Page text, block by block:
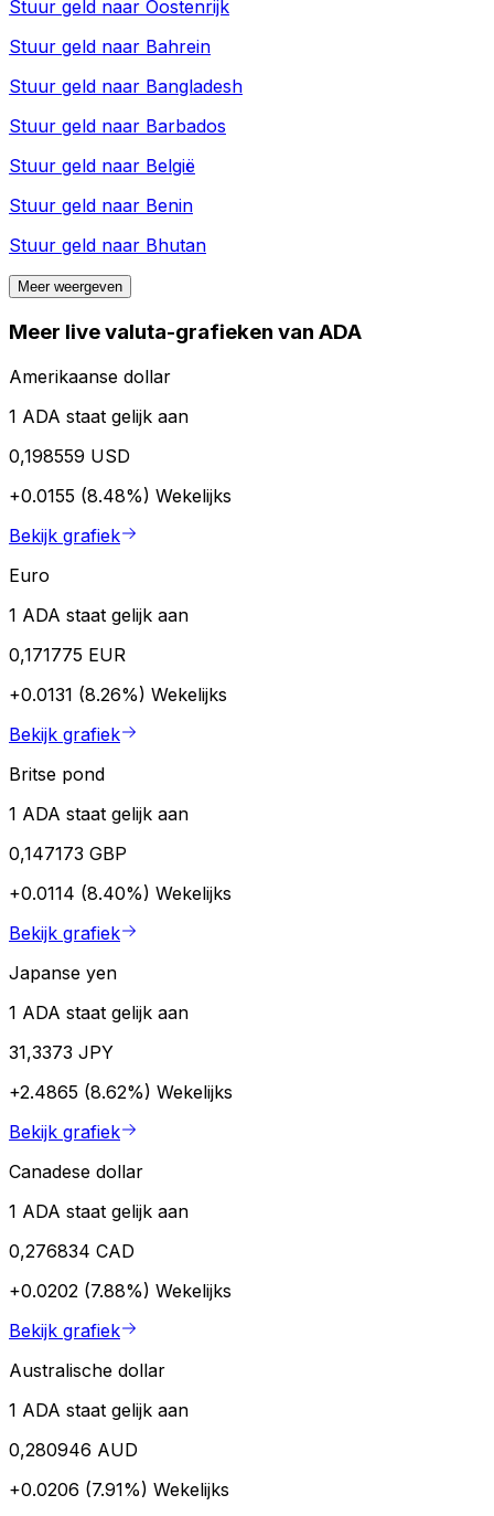
Stuur geld naar Oostenrijk
Stuur geld naar Bahrein
Stuur geld naar Bangladesh
Stuur geld naar Barbados
Stuur geld naar België
Stuur geld naar Benin
Stuur geld naar Bhutan
Meer weergeven
Meer live valuta-grafieken van ADA
Amerikaanse dollar
1 ADA staat gelijk aan
0,198559 USD
+0.0155 (8.48%) Wekelijks
Bekijk grafiek
Euro
1 ADA staat gelijk aan
0,171775 EUR
+0.0131 (8.26%) Wekelijks
Bekijk grafiek
Britse pond
1 ADA staat gelijk aan
0,147173 GBP
+0.0114 (8.40%) Wekelijks
Bekijk grafiek
Japanse yen
1 ADA staat gelijk aan
31,3373 JPY
+2.4865 (8.62%) Wekelijks
Bekijk grafiek
Canadese dollar
1 ADA staat gelijk aan
0,276834 CAD
+0.0202 (7.88%) Wekelijks
Bekijk grafiek
Australische dollar
1 ADA staat gelijk aan
0,280946 AUD
+0.0206 (7.91%) Wekelijks